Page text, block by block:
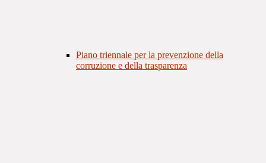
Piano triennale per la prevenzione della
corruzione e della trasparenza